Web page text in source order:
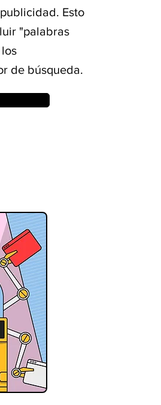
publicidad. Esto
"palabras
de búsqueda.